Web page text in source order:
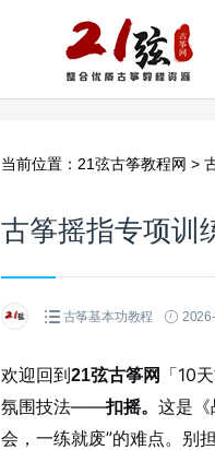
当前位置： 21弦古筝教程网 >
古筝摇指专项训
古筝基本功教程
欢迎回到21弦古筝网
「10
氛围技法——扣摇。 这是《
会，一练就废”的难点。别